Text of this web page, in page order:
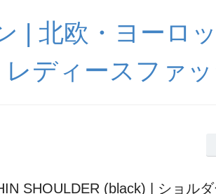
| 北欧・ヨーロ
ディースファ
SHOULDER (black) | ショル